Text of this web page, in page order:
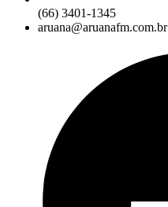
(66) 3401-1345
aruana@aruanafm.com.br